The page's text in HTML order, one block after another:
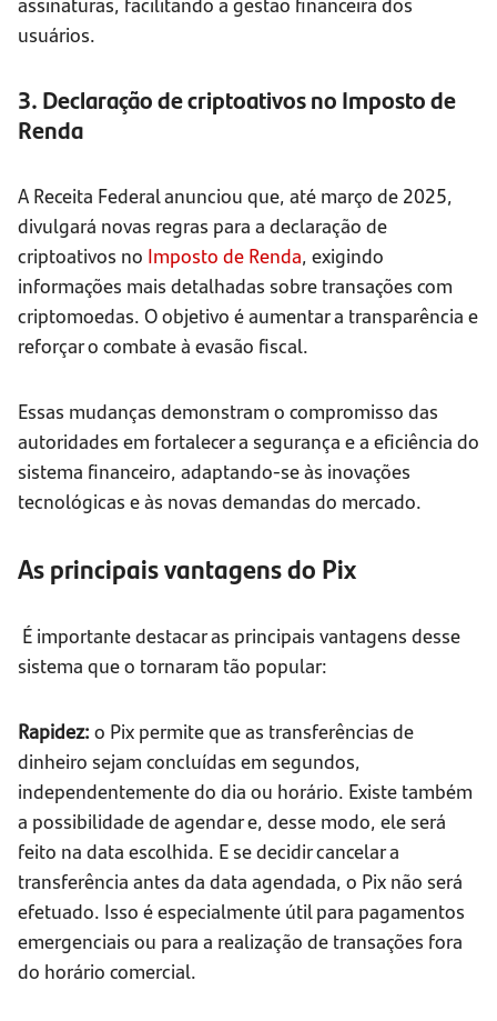
usuários.
3. Declaração de criptoativos no Imposto de
Renda
A Receita Federal anunciou que, até março de 2025,
divulgará novas regras para a declaração de
criptoativos no Imposto de Renda, exigindo
informações mais detalhadas sobre transações com
criptomoedas. O objetivo é aumentar a transparência e
reforçar o combate à evasão fiscal.
Essas mudanças demonstram o compromisso das
autoridades em fortalecer a segurança e a eficiência do
sistema financeiro, adaptando-se às inovações
tecnológicas e às novas demandas do mercado.
As principais vantagens do Pix
É importante destacar as principais vantagens desse
sistema que o tornaram tão popular:
Rapidez: o Pix permite que as transferências de
dinheiro sejam concluídas em segundos,
independentemente do dia ou horário. Existe também
a possibilidade de agendar e, desse modo, ele será
feito na data escolhida. E se decidir cancelar a
transferência antes da data agendada, o Pix não será
efetuado. Isso é especialmente útil para pagamentos
emergenciais ou para a realização de transações fora
do horário comercial.